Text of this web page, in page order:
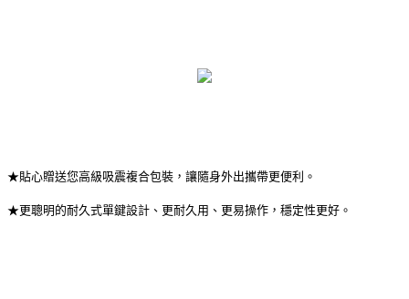
★貼心贈送您高級吸震複合包裝，讓隨身外出攜帶更便利。
★更聰明的耐久式單鍵設計、更耐久用、更易操作，穩定性更好。